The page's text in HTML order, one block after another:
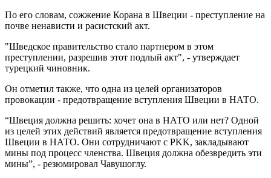
По его словам, сожжение Корана в Швеции - преступление на
почве ненависти и расистский акт.
"Шведское правительство стало партнером в этом
преступлении, разрешив этот подлый акт", - утверждает
турецкий чиновник.
Он отметил также, что одна из целей организаторов
провокации - предотвращение вступления Швеции в НАТО.
“Швеция должна решить: хочет она в НАТО или нет? Одной
из целей этих действий является предотвращение вступления
Швеции в НАТО. Они сотрудничают с PKK, закладывают
мины под процесс членства. Швеция должна обезвредить эти
мины”, - резюмировал Чавушоглу.